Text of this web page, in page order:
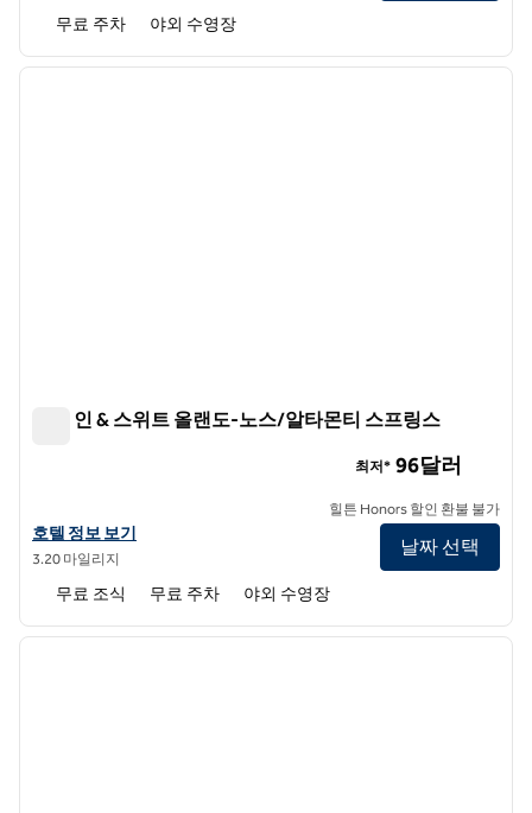
무료 주차 야외 수영장
1/12
다음
햄튼 인 & 스위트 올랜도-노스/알타몬티 스프링스
햄튼 인 & 스위트 올랜도-노스/알타몬테 스프링스의 호텔 정보 보기
호텔 정보 보기
3.20 마일리지
최저* 96달러
힐튼 Honors 할인 환불 불가
날짜 선택
무료 조식 무료 주차 야외 수영장
1/11
다음